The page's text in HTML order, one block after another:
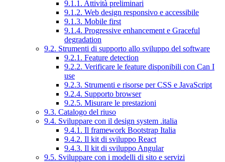
9.1.1. Attività preliminari
9.1.2. Web design responsivo e accessibile
9.1.3. Mobile first
9.1.4. Progressive enhancement e Graceful
degradation
9.2. Strumenti di supporto allo sviluppo del software
9.2.1. Feature detection
9.2.2. Verificare le feature disponibili con Can I
use
9.2.3. Strumenti e risorse per CSS e JavaScript
9.2.4. Supporto browser
9.2.5. Misurare le prestazioni
9.3. Catalogo del riuso
9.4. Sviluppare con il design system .italia
9.4.1. Il framework Bootstrap Italia
9.4.2. Il kit di sviluppo React
9.4.3. Il kit di sviluppo Angular
9.5. Sviluppare con i modelli di sito e servizi